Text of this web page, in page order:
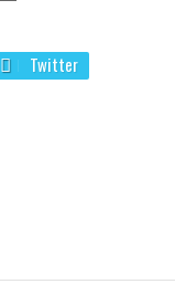
Twitter